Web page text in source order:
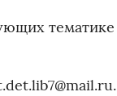
тематике